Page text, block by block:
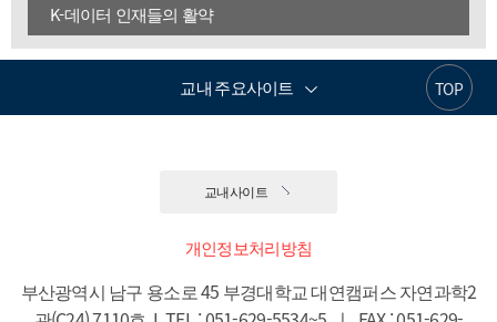
K-데이터 인재들의 활약
TOP
교내 주요사이트
교내사이트
개인정보처리방침
부산광역시 남구 용소로 45 부경대학교 대연캠퍼스 자연과학2